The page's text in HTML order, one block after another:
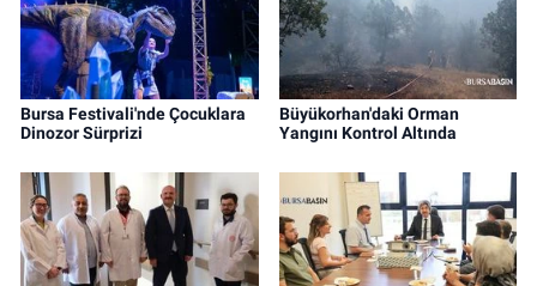
Bursa Festivali'nde Çocuklara
Dinozor Sürprizi
Büyükorhan'daki Orman
Yangını Kontrol Altında